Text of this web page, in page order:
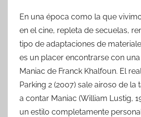
En una época como la que
en el cine, repleta de secuelas,
tipo de adaptaciones de
es un placer encontrarse con
Maniac de Franck Khalfoun. El
Parking 2 (2007) sale airoso de la
a contar Maniac (William Lustig,
un estilo completamente